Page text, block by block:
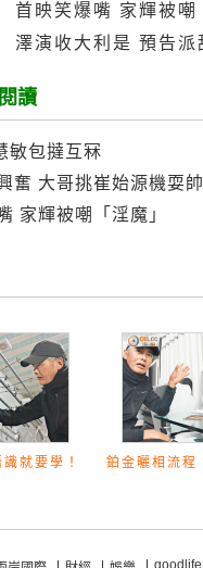
首映笑爆嘴 家輝被嘲
澤演收大利是 預告派
讀
敏包撻互冧
奮 大哥挑崔始源機耍帥
家輝被嘲「淫魔」
就要學！ 鉑金曬相流程
goodlife